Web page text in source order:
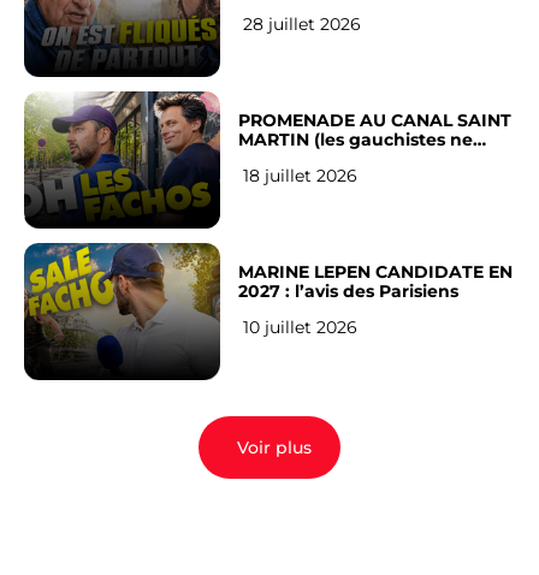
Français
28 juillet 2026
PROMENADE AU CANAL SAINT
MARTIN (les gauchistes ne
18 juillet 2026
MARINE LEPEN CANDIDATE EN
2027 : l’avis des Parisiens
10 juillet 2026
Voir plus